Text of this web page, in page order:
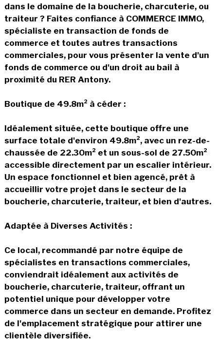
dans le domaine de la boucherie, charcuterie, ou
traiteur ? Faites confiance à COMMERCE IMMO,
spécialiste en transaction de fonds de
commerce et toutes autres transactions
commerciales, pour vous présenter la vente d'un
fonds de commerce ou d'un droit au bail à
proximité du RER Antony.
Boutique de 49.8m² à céder :
Idéalement située, cette boutique offre une
surface totale d'environ 49.8m², avec un rez-de-
chaussée de 22.30m² et un sous-sol de 27.50m²
accessible directement par un escalier intérieur.
Un espace fonctionnel et bien agencé, prêt à
accueillir votre projet dans le secteur de la
boucherie, charcuterie, traiteur, et bien d'autres.
Adaptée à Diverses Activités :
Ce local, recommandé par notre équipe de
spécialistes en transactions commerciales,
conviendrait idéalement aux activités de
boucherie, charcuterie, traiteur, offrant un
potentiel unique pour développer votre
commerce dans un secteur en demande. Profitez
de l'emplacement stratégique pour attirer une
clientèle diversifiée.